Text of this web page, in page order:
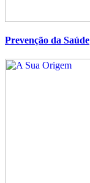
Prevenção da Saúde